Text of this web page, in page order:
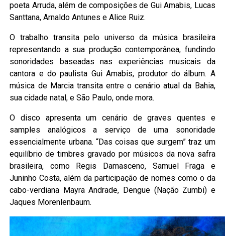
poeta Arruda, além de composições de Gui Amabis, Lucas
Santtana, Arnaldo Antunes e Alice Ruiz.
O trabalho transita pelo universo da música brasileira
representando a sua produção contemporânea, fundindo
sonoridades baseadas nas experiências musicais da
cantora e do paulista Gui Amabis, produtor do álbum. A
música de Marcia transita entre o cenário atual da Bahia,
sua cidade natal, e São Paulo, onde mora.
O disco apresenta um cenário de graves quentes e
samples analógicos a serviço de uma sonoridade
essencialmente urbana. “Das coisas que surgem” traz um
equilíbrio de timbres gravado por músicos da nova safra
brasileira, como Regis Damasceno, Samuel Fraga e
Juninho Costa, além da participação de nomes como o da
cabo-verdiana Mayra Andrade, Dengue (Nação Zumbi) e
Jaques Morenlenbaum.